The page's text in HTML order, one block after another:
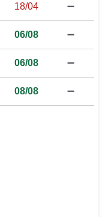
18/04 ➖
06/08 ➖
06/08 ➖
08/08 ➖